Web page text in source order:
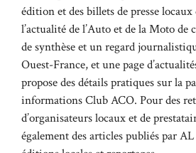
édition et des billets de presse
l’actualité de l’Auto et de la Moto
de synthèse et un regard
Ouest-France, et une page
propose des détails pratiques sur la
informations Club ACO. Pour des
d’organisateurs locaux et de
également des articles publiés par